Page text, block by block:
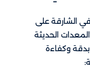
الشارقة على
الحديثة
وكفاءة